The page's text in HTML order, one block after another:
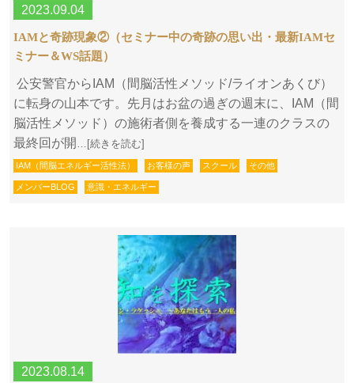
2023.09.04
IAMと奇跡現象②（セミナー中の奇跡の思い出・最新IAMセ
ミナー＆WS話題）
公安警官からIAM（間脳活性メソッド/ライオンあくび）
に転身の山本です。先月はお盆の過ぎの週末に、IAM（間
脳活性メソッド）の施術者側を養成する一連のクラスの
最終回が開 …[続きを読む]
IAM（間脳エネルギー活性法） お客様の声 スクール その他
メンバーBLOG 意識・エネルギー
2023.08.14